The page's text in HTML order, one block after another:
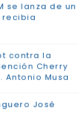
se lanza de un
recibia
contra la
Cherry
Antonio Musa
José